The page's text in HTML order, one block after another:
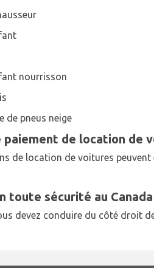
nourrisson
de pneus neige
paiement de location
de location de voitures
toute sécurité au Canada
devez conduire du côté droit